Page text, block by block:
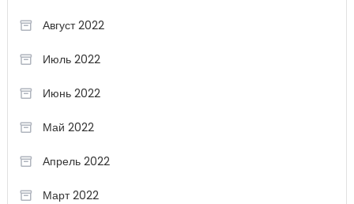
Август 2022
Июль 2022
Июнь 2022
Май 2022
Апрель 2022
Март 2022